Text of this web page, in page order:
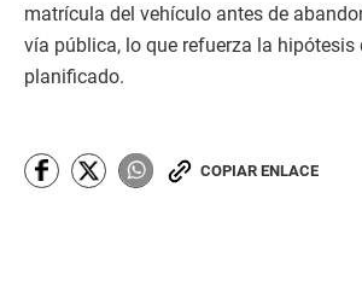
matrícula del vehículo antes de
vía pública, lo que refuerza la hipótesis
planificado.
COPIAR ENLACE